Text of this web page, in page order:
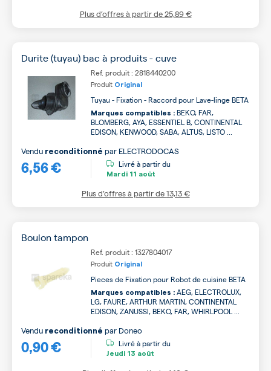
Plus d’offres à partir de25,89 €
Durite (tuyau) bac à produits - cuve
Ref. produit : 2818440200
Produit Original
Tuyau - Fixation - Raccord pour Lave-linge BETA
Marques compatibles : BEKO, FAR,
BLOMBERG, AYA, ESSENTIEL B, CONTINENTAL
EDISON, KENWOOD, SABA, ALTUS, LISTO ...
6,56 €
Vendu reconditionné par ELECTRODOCAS
Livré à partir du
Mardi 11 août
Plus d’offres à partir de13,13 €
Boulon tampon
Ref. produit : 1327804017
Produit Original
Pieces de Fixation pour Robot de cuisine BETA
Marques compatibles : AEG, ELECTROLUX,
LG, FAURE, ARTHUR MARTIN, CONTINENTAL
EDISON, ZANUSSI, BEKO, FAR, WHIRLPOOL ...
0,90 €
Vendu reconditionné par Doneo
Livré à partir du
Jeudi 13 août